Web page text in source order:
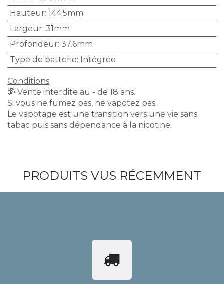
Hauteur: 144.5mm
Largeur: 31mm
Profondeur: 37.6mm
Type de batterie: Intégrée
Conditions
🔞 Vente interdite au - de 18 ans.
Si vous ne fumez pas, ne vapotez pas.
Le vapotage est une transition vers une vie sans
tabac puis sans dépendance à la nicotine.
PRODUITS VUS RÉCEMMENT